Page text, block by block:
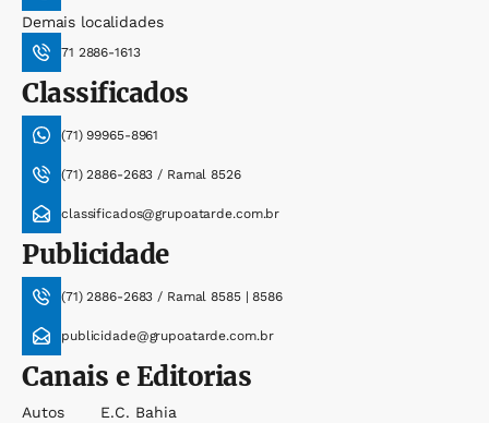
Demais localidades
71 2886-1613
Classificados
(71) 99965-8961
(71) 2886-2683 / Ramal 8526
classificados@grupoatarde.com.br
Publicidade
(71) 2886-2683 / Ramal 8585 | 8586
publicidade@grupoatarde.com.br
Canais e Editorias
Autos
E.c. Bahia